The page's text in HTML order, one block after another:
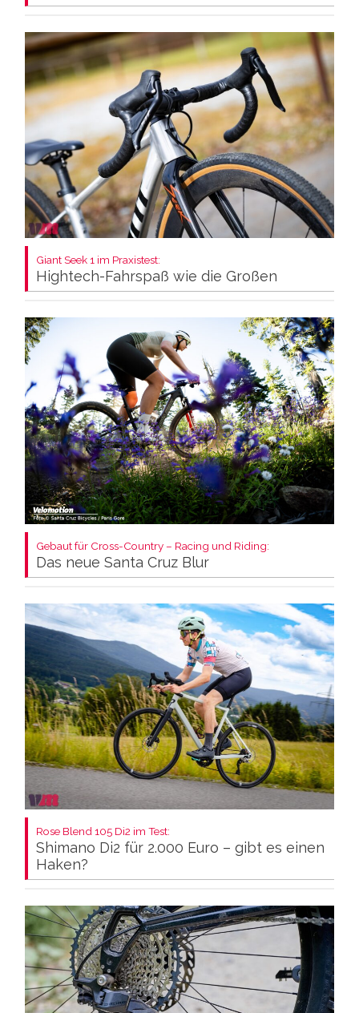
Giant Seek 1 im Praxistest:
Hightech-Fahrspaß wie die Großen
Gebaut für Cross-Country – Racing und Riding:
Das neue Santa Cruz Blur
Rose Blend 105 Di2 im Test:
Shimano Di2 für 2.000 Euro – gibt es einen
Haken?